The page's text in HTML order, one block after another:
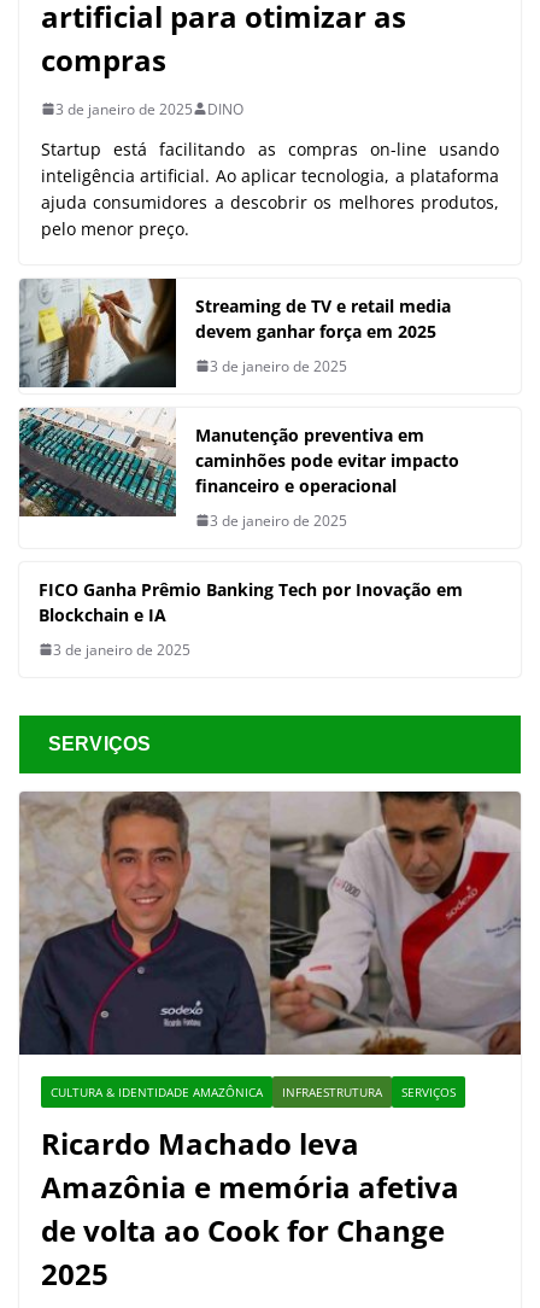
artificial para otimizar as
compras
3 de janeiro de 2025 DINO
Startup está facilitando as compras on-line usando
inteligência artificial. Ao aplicar tecnologia, a plataforma
ajuda consumidores a descobrir os melhores produtos,
pelo menor preço.
Streaming de TV e retail media
devem ganhar força em 2025
3 de janeiro de 2025
Manutenção preventiva em
caminhões pode evitar impacto
financeiro e operacional
3 de janeiro de 2025
FICO Ganha Prêmio Banking Tech por Inovação em
Blockchain e IA
3 de janeiro de 2025
SERVIÇOS
CULTURA & IDENTIDADE AMAZÔNICA INFRAESTRUTURA SERVIÇOS
Ricardo Machado leva
Amazônia e memória afetiva
de volta ao Cook for Change
2025